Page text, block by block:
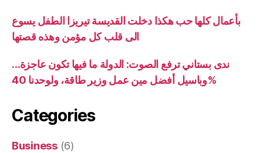
بأعمال كلها حب هكذا دخلت القديسة تيريزا الطفل يسوع
الى قلب كل مؤمن وهذه قصتها
ندى بستاني ترفع الصوت: الدولة ما فيها تكون عاجزة…
وباسيل أفضل مين عمل وزير طاقة، ولوحدنا 40%
Categories
Business(6)